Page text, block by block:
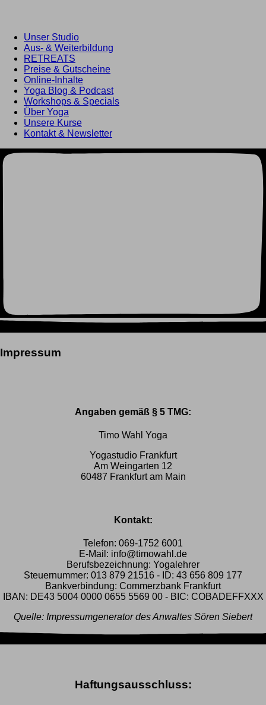
Unser Studio
Aus- & Weiterbildung
RETREATS
Preise & Gutscheine
Online-Inhalte
Yoga Blog & Podcast
Workshops & Specials
Über Yoga
Unsere Kurse
Kontakt & Newsletter
Impressum
Angaben gemäß § 5 TMG:
Timo Wahl Yoga
Yogastudio Frankfurt
Am Weingarten 12
60487 Frankfurt am Main
Kontakt:
Telefon: 069-1752 6001
E-Mail: info@timowahl.de
Berufsbezeichnung: Yogalehrer
Steuernummer: 013 879 21516 - ID: 43 656 809 177
Bankverbindung: Commerzbank Frankfurt
IBAN: DE43 5004 0000 0655 5569 00 - BIC: COBADEFFXXX
Quelle: Impressumgenerator des Anwaltes Sören Siebert
Haftungsausschluss: